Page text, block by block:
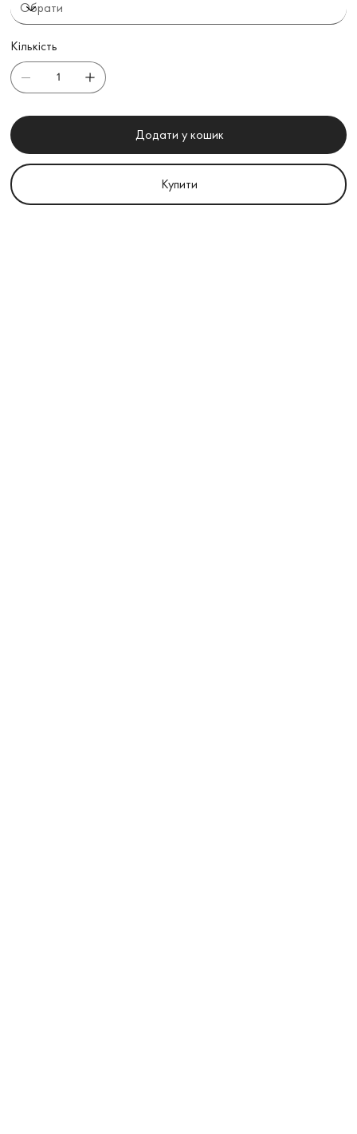
Кількість
Додати у кошик
Купити